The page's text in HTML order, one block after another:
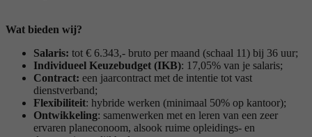
Wat bieden wij?
Salaris: tot € 6.343,- bruto per maand (schaal 11) bij 36 uur;
Individueel Keuzebudget (IKB): 17,05% van je salaris;
Contract: een jaarcontract met de intentie tot vast
dienstverband;
Flexibiliteit: hybride werken (minimaal 50% op kantoor);
Ontwikkeling: samenwerken met en leren van een zeer
ervaren planeconoom, alsook ruime opleidings- en